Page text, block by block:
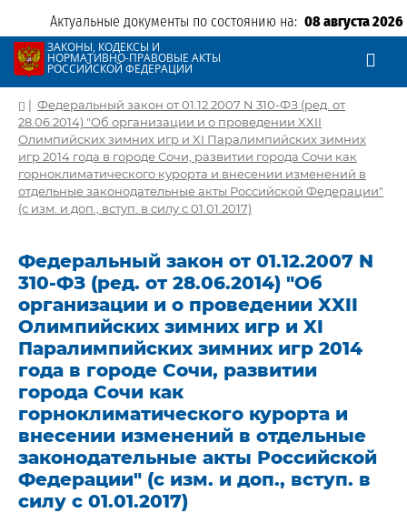
Актуальные документы по состоянию на: 08 августа 2026
ЗАКОНЫ, КОДЕКСЫ И
НОРМАТИВНО-ПРАВОВЫЕ АКТЫ
РОССИЙСКОЙ ФЕДЕРАЦИИ
| Федеральный закон от 01.12.2007 N 310-ФЗ (ред. от
28.06.2014) "Об организации и о проведении XXII
Олимпийских зимних игр и XI Паралимпийских зимних
игр 2014 года в городе Сочи, развитии города Сочи как
горноклиматического курорта и внесении изменений в
отдельные законодательные акты Российской Федерации"
(с изм. и доп., вступ. в силу с 01.01.2017)
Федеральный закон от 01.12.2007 N
310-ФЗ (ред. от 28.06.2014) "Об
организации и о проведении XXII
Олимпийских зимних игр и XI
Паралимпийских зимних игр 2014
года в городе Сочи, развитии
города Сочи как
горноклиматического курорта и
внесении изменений в отдельные
законодательные акты Российской
Федерации" (с изм. и доп., вступ. в
силу с 01.01.2017)